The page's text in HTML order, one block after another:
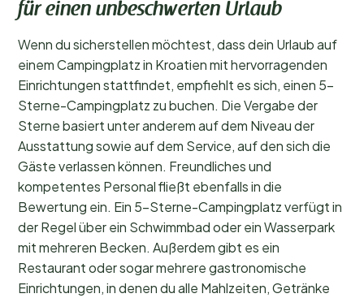
für einen unbeschwerten Urlaub
Wenn du sicherstellen möchtest, dass dein Urlaub auf
einem Campingplatz in Kroatien mit hervorragenden
Einrichtungen stattfindet, empfiehlt es sich, einen 5-
Sterne-Campingplatz zu buchen. Die Vergabe der
Sterne basiert unter anderem auf dem Niveau der
Ausstattung sowie auf dem Service, auf den sich die
Gäste verlassen können. Freundliches und
kompetentes Personal fließt ebenfalls in die
Bewertung ein. Ein 5-Sterne-Campingplatz verfügt in
der Regel über ein Schwimmbad oder ein Wasserpark
mit mehreren Becken. Außerdem gibt es ein
Restaurant oder sogar mehrere gastronomische
Einrichtungen, in denen du alle Mahlzeiten, Getränke